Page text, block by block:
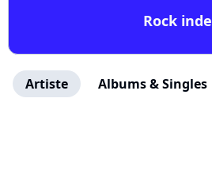
Rock inde
Artiste Albums & Singles